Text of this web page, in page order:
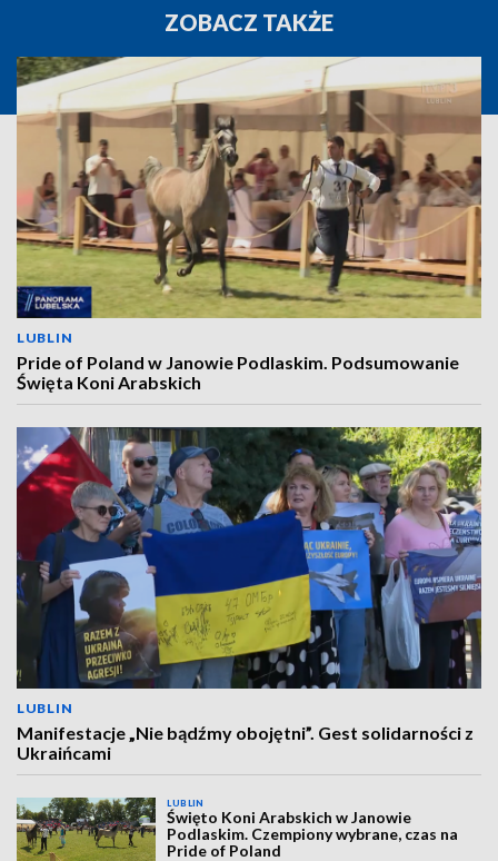
ZOBACZ TAKŻE
LUBLIN
Pride of Poland w Janowie Podlaskim. Podsumowanie
Święta Koni Arabskich
LUBLIN
Manifestacje „Nie bądźmy obojętni”. Gest solidarności z
Ukraińcami
LUBLIN
Święto Koni Arabskich w Janowie
Podlaskim. Czempiony wybrane, czas na
Pride of Poland